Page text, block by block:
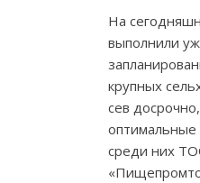
На
выполнили
крупных
сев
оптимальные
среди них